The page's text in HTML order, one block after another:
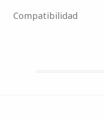
Compatibilidad